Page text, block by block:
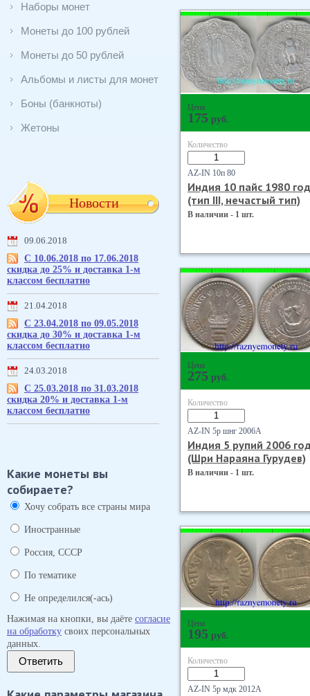
Наборы монет
Монеты до 100 рублей
Монеты до 50 рублей
Альбомы и листы для монет
Боны (банкноты)
Жетоны
Новости
09.06.2018
С 10.06.2018 по 17.06.2018
скидка до 25% и доставка 1-м
классом бесплатно
21.04.2018
С 23.04.2018 по 09.05.2018
скидка до 30% и доставка 1-м
классом бесплатно
24.03.2018
С 25.03.2018 по 31.03.2018
скидка 20% и доставка 1-м
классом бесплатно
Какие монеты вы
собираете?
Хочу собрать все страны мира
Иностранные
Россия, СССР
По тематике
Не определился(-ась)
Нажимая на кнопки, вы даёте согласие
на обработку своих персональных
данных.
Ответить
Цена
175 руб.
Количество
AZ-IN 10п 80
Индия 10 пайс 1980 год
(тип III, нечастый тип)
В наличии - 1 шт.
Цена
275 руб.
Количество
AZ-IN 5р шнг 2006А
Индия 5 рупий 2006
(Шри Нараяна Гурудев)
В наличии - 1 шт.
Цена
195 руб.
Количество
AZ-IN 5р мдк 2012А